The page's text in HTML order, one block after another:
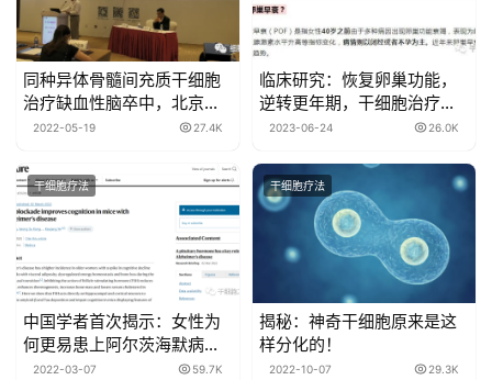
同种异体骨髓间充质干细胞
治疗缺血性脑卒中，北京天
坛医院已成功完成12例入组
2022-05-19 27.4K
临床研究：恢复卵巢功能，
逆转更年期，干细胞治疗卵
巢早衰初探
2023-06-24 26.0K
干细胞疗法
中国学者首次揭示：女性为
何更易患上阿尔茨海默病，
干细胞疗法未来可期！
2022-03-07 59.7K
干细胞疗法
揭秘：神奇干细胞原来是这
样分化的！
2022-10-07 29.3K